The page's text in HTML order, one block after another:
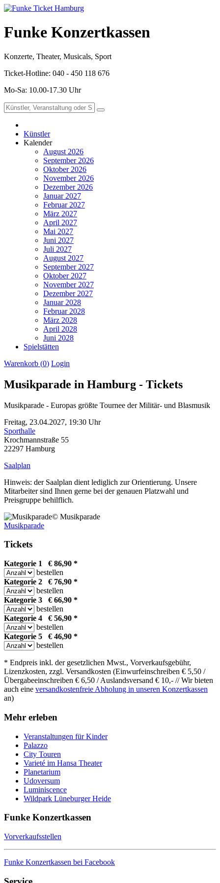
Funke Konzertkassen
Konzerte, Theater, Musicals, Sport
Ticket-Hotline: 040 - 450 118 676
Mo-Sa: 10.00-17.30 Uhr
Künstler
Kalender
August 2026
September 2026
Oktober 2026
November 2026
Dezember 2026
Januar 2027
Februar 2027
März 2027
April 2027
Mai 2027
Juni 2027
Juli 2027
August 2027
September 2027
Oktober 2027
November 2027
Dezember 2027
Januar 2028
Februar 2028
März 2028
April 2028
Juni 2028
Spielstätten
Warenkorb (0) Login
Musikparade in Hamburg - Tickets
Musikparade - Europas größte Tournee der Militär- und Blasmusik
Freitag, 23.04.2027, 19:30 Uhr
Sporthalle
Krochmannstraße 55
22297 Hamburg
Saalplan
Hinweis: der Saalplan dient lediglich zur Orientierung. Unsere
Mitarbeiter sind Ihnen gerne bei der genauen Platzwahl und
Preisgruppe behilflich.
© Musikparade
Musikparade
Tickets
Kategorie 1 € 86,90 *
bestellen
Kategorie 2 € 76,90 *
bestellen
Kategorie 3 € 66,90 *
bestellen
Kategorie 4 € 56,90 *
bestellen
Kategorie 5 € 46,90 *
bestellen
* Endpreis inkl. der gesetzlichen Mwst., Vorverkaufsgebühr,
Lizenzkosten, zzgl. Versandkosten (Einwurfeinschreiben € 5,50 /
Übergabeeinschreiben € 6,50 / Auslandsversand € 10,- // Wir bieten
auch eine versandkostenfreie Abholung in unseren Konzertkassen
an)
Mehr erleben
Veranstaltungen für Kinder
Palazzo
City Touren
Varieté im Hansa Theater
Planetarium
Udoversum
Luminiscence
Wildpark Lüneburger Heide
Funke Konzertkassen
Vorverkaufsstellen
Funke Konzertkassen bei Facebook